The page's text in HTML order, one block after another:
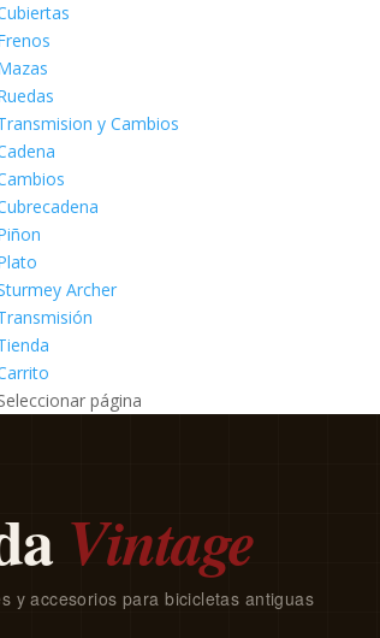
y Cambios
Archer
página
Vintage
y accesorios para bicicletas antiguas